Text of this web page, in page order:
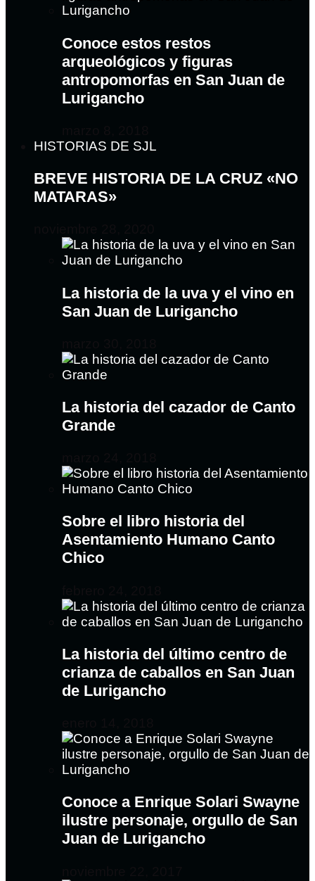
Conoce estos restos
arqueológicos y figuras
antropomorfas en San Juan de
Lurigancho
HISTORIAS DE SJL
BREVE HISTORIA DE LA CRUZ «NO
MATARAS»
La historia de la uva y el vino en
San Juan de Lurigancho
La historia del cazador de Canto
Grande
Sobre el libro historia del
Asentamiento Humano Canto
Chico
La historia del último centro de
crianza de caballos en San Juan
de Lurigancho
Conoce a Enrique Solari Swayne
ilustre personaje, orgullo de San
Juan de Lurigancho